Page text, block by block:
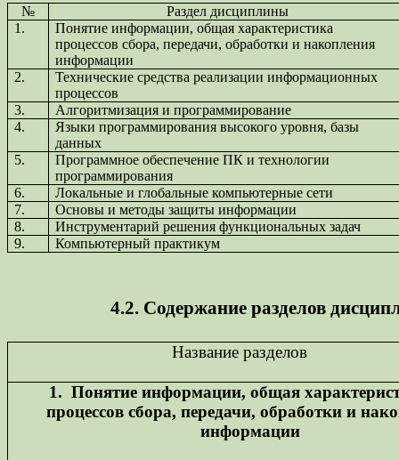
№
Раздел дисциплины
1.
Понятие информации, общая характеристика
процессов сбора, передачи, обработки и накопления
информации
2.
Технические средства реализации информационных
процессов
3.
Алгоритмизация и программирование
4.
Языки программирования высокого уровня, базы
данных
5.
Программное обеспечение ПК и технологии
программирования
6.
Локальные и глобальные компьютерные сети
7.
Основы и методы защиты информации
8.
Инструментарий решения функциональных задач
9.
Компьютерный практикум
4.2. Содержание разделов
Название разделов
1. Понятие информации, общая
процессов сбора, передачи, обработки и
информации